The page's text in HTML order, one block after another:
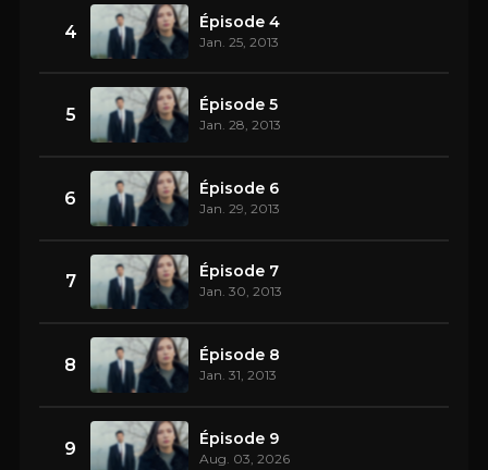
4 Épisode 4
Jan. 25, 2013
5 Épisode 5
Jan. 28, 2013
6 Épisode 6
Jan. 29, 2013
7 Épisode 7
Jan. 30, 2013
8 Épisode 8
Jan. 31, 2013
9 Épisode 9
Aug. 03, 2026